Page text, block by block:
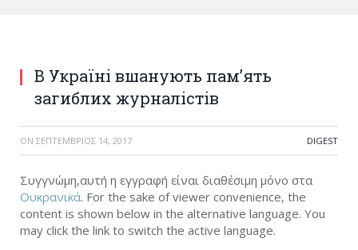
В Україні вшанують пам’ять
загиблих журналістів
ON ΣΕΠΤΈΜΒΡΙΟΣ 14, 2017 DIGEST
Συγγνώμη,αυτή η εγγραφή είναι διαθέσιμη μόνο στα
Ουκρανικά. For the sake of viewer convenience, the
content is shown below in the alternative language. You
may click the link to switch the active language.